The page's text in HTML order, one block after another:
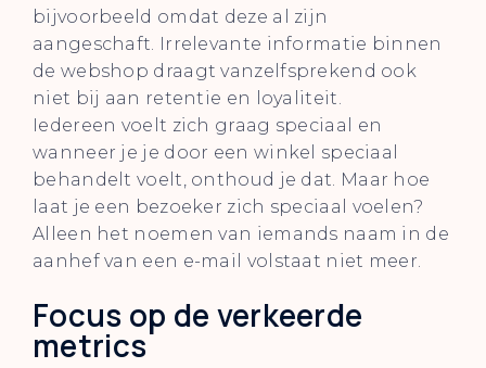
bijvoorbeeld omdat deze al zijn
aangeschaft. Irrelevante informatie binnen
de webshop draagt vanzelfsprekend ook
niet bij aan retentie en loyaliteit.
Iedereen voelt zich graag speciaal en
wanneer je je door een winkel speciaal
behandelt voelt, onthoud je dat. Maar hoe
laat je een bezoeker zich speciaal voelen?
Alleen het noemen van iemands naam in de
aanhef van een e-mail volstaat niet meer.
Focus op de verkeerde
metrics